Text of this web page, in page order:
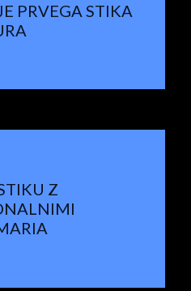
PRVEGA STIKA
Z